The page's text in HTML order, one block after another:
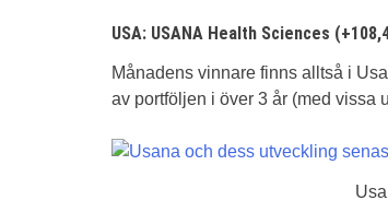
USA: USANA Health Sciences
Månadens vinnare finns alltså i
av portföljen i över 3 år (med vissa